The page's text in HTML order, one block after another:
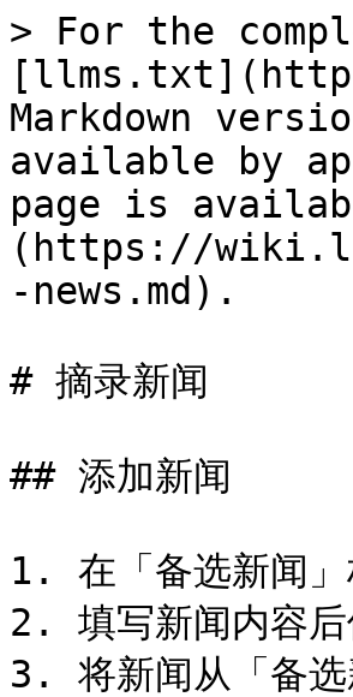
> For the
Markdown
available by
page is
(https://
-news.md).
# 摘录新闻
## 添加新闻
1. 在「备选新闻」
2. 填写新闻内容后
3. 将新闻从「备